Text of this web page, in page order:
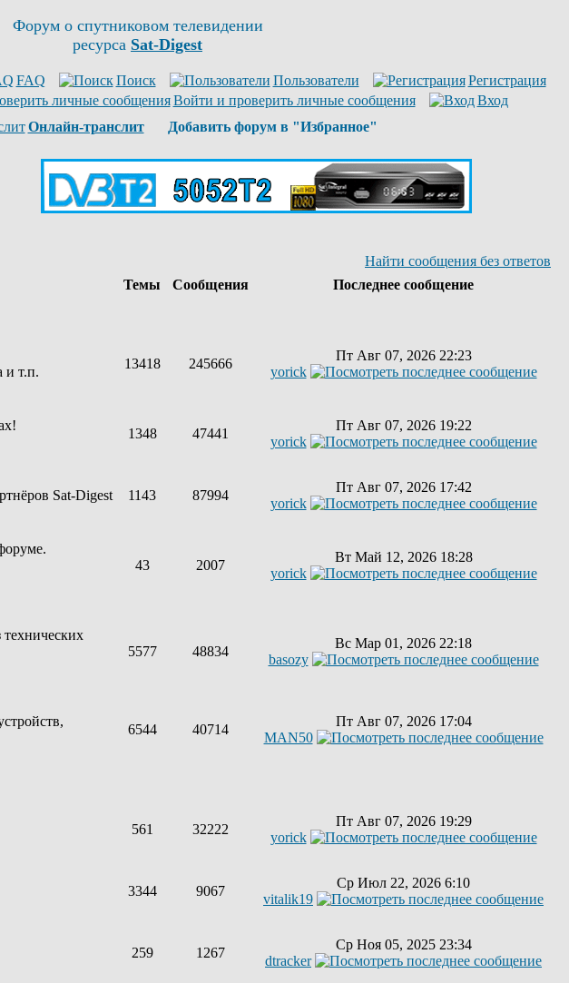
Форум о спутниковом телевидении
ресурса Sat-Digest
FAQ Поиск Пользователи
Регистрация
Войти и проверить личные сообщения
Вход
Онлайн-транслит
Добавить форум в "Избранное"
Найти сообщения без ответов
Темы Сообщения
Последнее сообщение
и т.п.
13418 245666
Пт Авг 07, 2026 22:23
yorick
1348 47441
Пт Авг 07, 2026 19:22
yorick
Sat-Digest
1143 87994
Пт Авг 07, 2026 17:42
yorick
43 2007
Вт Май 12, 2026 18:28
yorick
5577 48834
Вс Мар 01, 2026 22:18
basozy
6544 40714
Пт Авг 07, 2026 17:04
MAN50
561 32222
Пт Авг 07, 2026 19:29
yorick
3344 9067
Ср Июл 22, 2026 6:10
vitalik19
259 1267
Ср Ноя 05, 2025 23:34
dtracker